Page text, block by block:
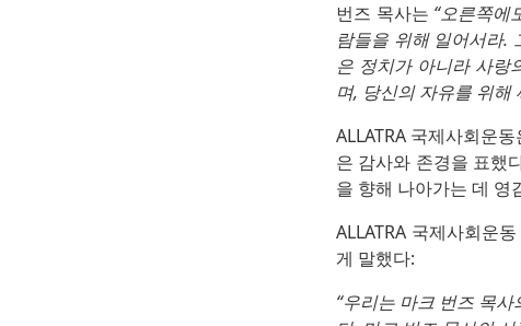
번즈 목사는 “오른쪽에
람들을 위해 일어서라.
은 정치가 아니라 사랑
며, 당신의 자유를 위해
ALLATRA 국제사회운
은 감사와 존경을 표했
을 향해 나아가는 데 영
ALLATRA 국제사회운
게 말했다:
“우리는 마크 번즈 목